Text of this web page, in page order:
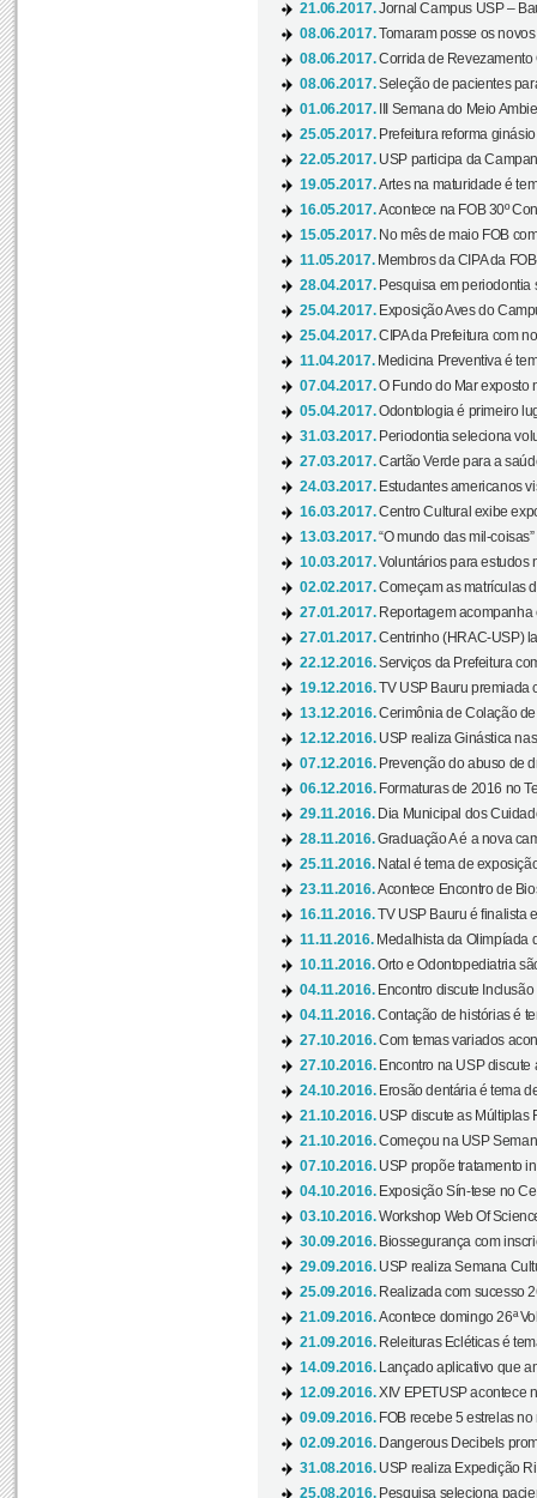
21.06.2017.Jornal Campus USP –
08.06.2017.Tomaram posse os
08.06.2017.Corrida de Revezamento
08.06.2017.Seleção de pacientes
01.06.2017.
III Semana do Meio
25.05.2017. Prefeitura reforma
22.05.2017. USP participa da
19.05.2017.Artes na maturidade é
16.05.2017.Acontece na FOB 30º
15.05.2017. No mês de maio FOB
11.05.2017. Membros da CIPA da
28.04.2017. Pesquisa em periodontia
25.04.2017. Exposição Aves do
25.04.2017.CIPA da Prefeitura com
11.04.2017. Medicina Preventiva é
07.04.2017.O Fundo do Mar exposto
05.04.2017.Odontologia é primeiro
31.03.2017. Periodontia seleciona
27.03.2017.Cartão Verde para a
24.03.2017. Estudantes americanos
16.03.2017.Centro Cultural exibe
13.03.2017.“O mundo das mil-
10.03.2017.Voluntários para estudos
02.02.2017.Começam as matrículas
27.01.2017. Reportagem
27.01.2017.Centrinho (HRAC-USP)
22.12.2016.Serviços da Prefeitura
19.12.2016.TV USP Bauru premiada
13.12.2016.Cerimônia de Colação
12.12.2016. USP realiza Ginástica
07.12.2016. Prevenção do abuso de
06.12.2016. Formaturas de 2016 no
29.11.2016. Dia Municipal dos
28.11.2016.Graduação A é a nova
25.11.2016. Natal é tema de
23.11.2016.Acontece Encontro de
16.11.2016.TV USP Bauru é finalista
11.11.2016. Medalhista da Olimpíada
10.11.2016.Orto e Odontopediatria
04.11.2016. Encontro discute
04.11.2016.Contação de histórias é
27.10.2016.Com temas variados
27.10.2016. Encontro na USP discute
24.10.2016. Erosão dentária é tema
21.10.2016. USP discute as Múltiplas
21.10.2016.Começou na USP
07.10.2016. USP propõe tratamento
04.10.2016. Exposição Sín-tese no
03.10.2016.Workshop Web Of
30.09.2016. Biossegurança com
29.09.2016. USP realiza Semana
25.09.2016. Realizada com sucesso
21.09.2016.Acontece domingo 26ª
21.09.2016. Releituras Ecléticas é
14.09.2016.
Lançado aplicativo que
12.09.2016.XIV EPETUSP acontece
09.09.2016. FOB recebe 5 estrelas
02.09.2016. Dangerous Decibels
31.08.2016. USP realiza Expedição
25.08.2016. Pesquisa seleciona